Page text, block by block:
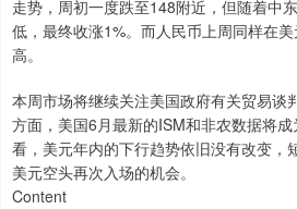
走势，周初一度跌至148附近，但随着中
低，最终收涨1%。而人民币上周同样在
高。
本周市场将继续关注美国政府有关贸易谈
方面，美国6月最新的ISM和非农数据将
看，美元年内的下行趋势依旧没有改变，
美元空头再次入场的机会。
Content